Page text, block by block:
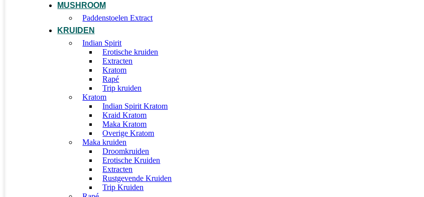
MUSHROOM
Paddenstoelen Extract
KRUIDEN
Indian Spirit
Erotische kruiden
Extracten
Kratom
Rapé
Trip kruiden
Kratom
Indian Spirit Kratom
Kraid Kratom
Maka Kratom
Overige Kratom
Maka kruiden
Droomkruiden
Erotische Kruiden
Extracten
Rustgevende Kruiden
Trip Kruiden